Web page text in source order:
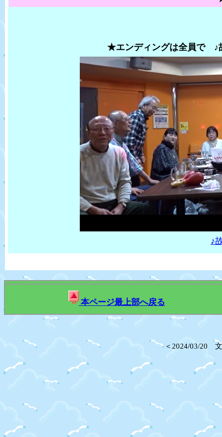
★エンディングは全員で ♪
♪
本ページ最上部へ戻る
＜2024/03/20